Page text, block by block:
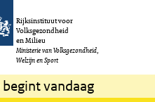
Rijksinstituut voor
Volksgezondheid
en Milieu
Ministerie van Volksgezondheid,
Welzijn en Sport
begint vandaag